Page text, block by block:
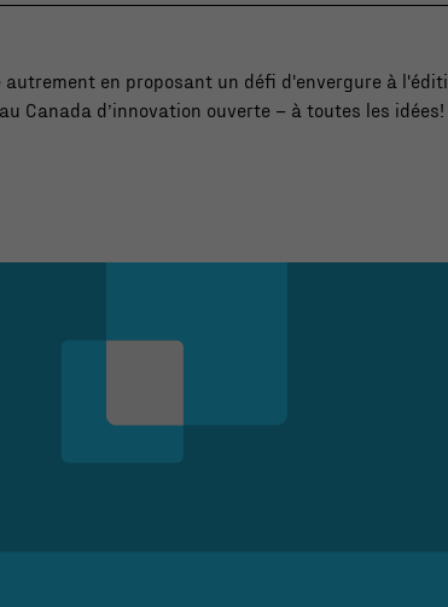
autrement en proposant un défi d'envergure à
Canada d’innovation ouverte – à toutes les idées!